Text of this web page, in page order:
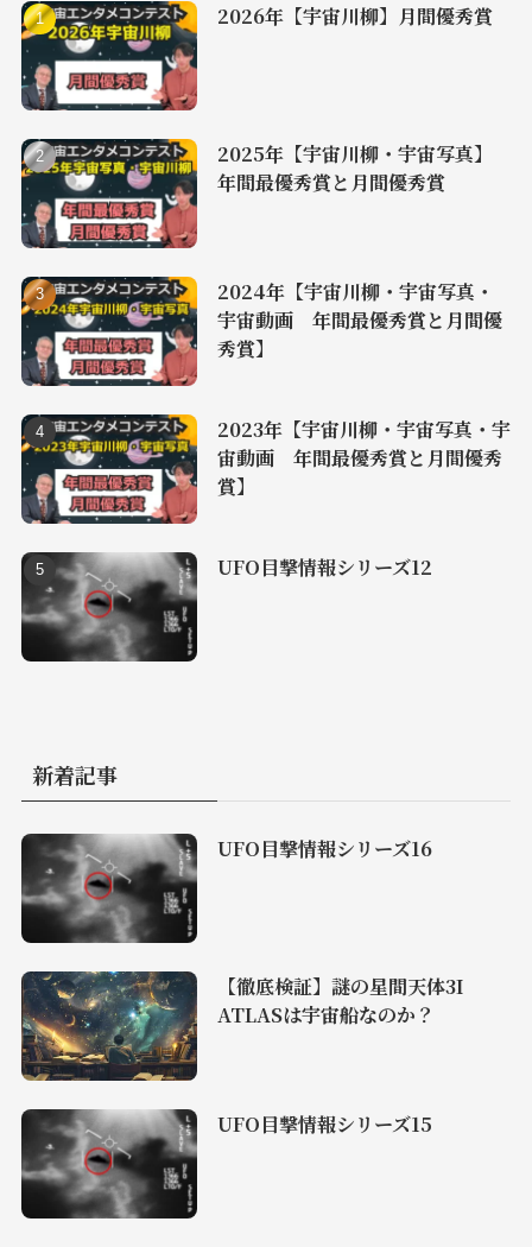
2026年【宇宙川柳】月間優秀賞
2025年【宇宙川柳・宇宙写真】
年間最優秀賞と月間優秀賞
2024年【宇宙川柳・宇宙写真・
宇宙動画 年間最優秀賞と月間優
秀賞】
2023年【宇宙川柳・宇宙写真・宇
宙動画 年間最優秀賞と月間優秀
賞】
UFO目撃情報シリーズ12
新着記事
UFO目撃情報シリーズ16
【徹底検証】謎の星間天体3I
ATLASは宇宙船なのか？
UFO目撃情報シリーズ15